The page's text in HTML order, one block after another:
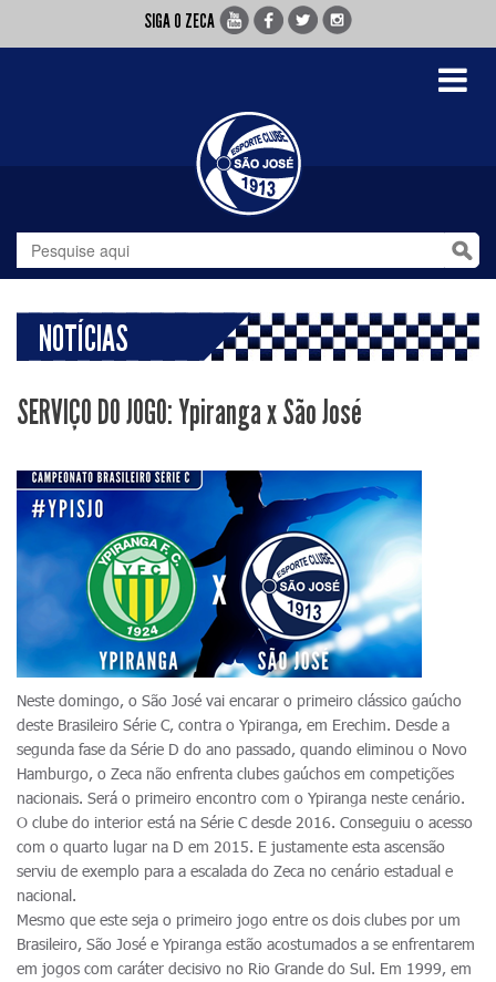
SIGA O ZECA
Toggle
NOTÍCIAS
SERVIÇO DO JOGO: Ypiranga x São José
Neste domingo, o São José vai encarar o primeiro clássico gaúcho
deste Brasileiro Série C, contra o Ypiranga, em Erechim. Desde a
segunda fase da Série D do ano passado, quando eliminou o Novo
Hamburgo, o Zeca não enfrenta clubes gaúchos em competições
nacionais. Será o primeiro encontro com o Ypiranga neste cenário.
O clube do interior está na Série C desde 2016. Conseguiu o acesso
com o quarto lugar na D em 2015. E justamente esta ascensão
serviu de exemplo para a escalada do Zeca no cenário estadual e
nacional.
Mesmo que este seja o primeiro jogo entre os dois clubes por um
Brasileiro, São José e Ypiranga estão acostumados a se enfrentarem
em jogos com caráter decisivo no Rio Grande do Sul. Em 1999, em